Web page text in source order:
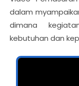
dalam
dimana
kebutuhan dan